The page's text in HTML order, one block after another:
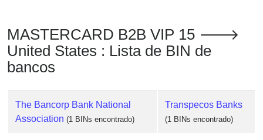
MASTERCARD B2B VIP 15 🡒
United States : Lista de BIN de
bancos
The Bancorp Bank National
Association (1 BINs encontrado)
Transpecos Banks
(1 BINs encontrado)